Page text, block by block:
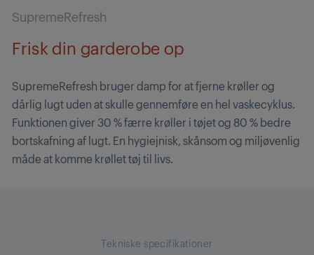
SupremeRefresh
Frisk din garderobe op
SupremeRefresh bruger damp for at fjerne krøller og
dårlig lugt uden at skulle gennemføre en hel vaskecyklus.
Funktionen giver 30 % færre krøller i tøjet og 80 % bedre
bortskafning af lugt. En hygiejnisk, skånsom og miljøvenlig
måde at komme krøllet tøj til livs.
Tekniske specifikationer